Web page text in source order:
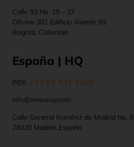
Calle 93 No. 15 – 27
Oficina 301 Edificio Avante 93
Bogotá, Colombia
España | HQ
PBX: +34 91 431 3109
info@invoway.com
Calle General Ramírez de Madrid No. 8
28020 Madrid, España